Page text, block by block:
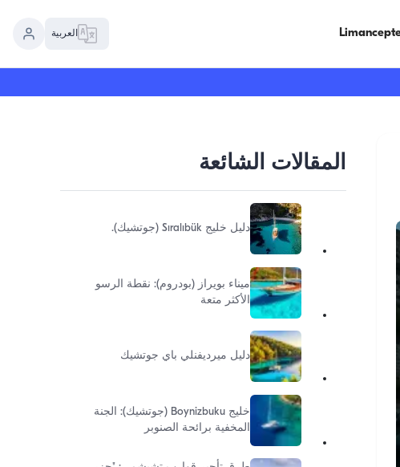
العربية
المقالات الشائعة
دليل خليج Sıralıbük (جوتشيك).
ميناء بويراز (بودروم): نقطة الرسو
الأكثر متعة
دليل ميرديفنلي باي جوتشيك
خليج Boynizbuku (جوتشيك): الجنة
المخفية برائحة الصنوبر